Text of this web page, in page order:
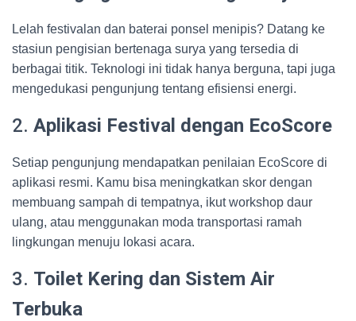
Lelah festivalan dan baterai ponsel menipis? Datang ke
stasiun pengisian bertenaga surya yang tersedia di
berbagai titik. Teknologi ini tidak hanya berguna, tapi juga
mengedukasi pengunjung tentang efisiensi energi.
2. Aplikasi Festival dengan EcoScore
Setiap pengunjung mendapatkan penilaian EcoScore di
aplikasi resmi. Kamu bisa meningkatkan skor dengan
membuang sampah di tempatnya, ikut workshop daur
ulang, atau menggunakan moda transportasi ramah
lingkungan menuju lokasi acara.
3. Toilet Kering dan Sistem Air
Terbuka